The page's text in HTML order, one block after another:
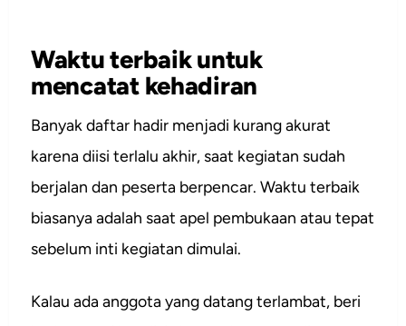
Waktu terbaik untuk
mencatat kehadiran
Banyak daftar hadir menjadi kurang akurat
karena diisi terlalu akhir, saat kegiatan sudah
berjalan dan peserta berpencar. Waktu terbaik
biasanya adalah saat apel pembukaan atau tepat
sebelum inti kegiatan dimulai.
Kalau ada anggota yang datang terlambat, beri